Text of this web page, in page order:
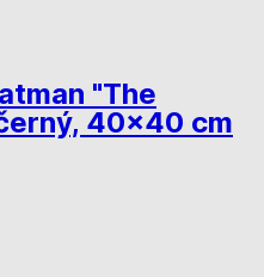
"The
40x40 cm